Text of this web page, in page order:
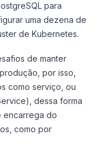
para
uma dezena de
de Kubernetes.
de manter
por isso,
como serviço, ou
dessa forma
encarrega do
como por